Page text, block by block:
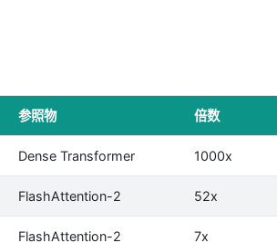
参照物 倍数
Dense Transformer 1000x
FlashAttention-2 52x
FlashAttention-2 7x